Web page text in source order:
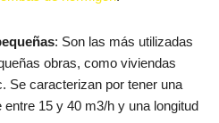
: Son las más utilizadas
obras, como viviendas
Se caracterizan por tener una
15 y 40 m3/h y una longitud